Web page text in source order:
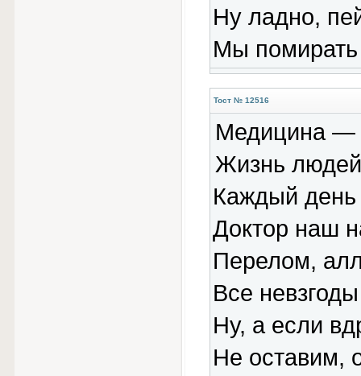
Ну ладно,
Мы
Тост № 12516
Медицина —
Жизнь людей
Каждый день
Доктор наш
Перелом,
Все
Ну, а если
Не оставим,